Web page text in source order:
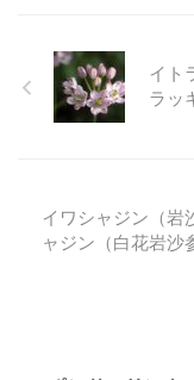
００４ ...
は小苗を購入して育て
すが、寒さに強い品種
のか、不安をよそに成
が、年々葉も大きくな
も多く咲くようになり
イト
ラッ
イワシャジン（岩
ャジン（白花岩沙